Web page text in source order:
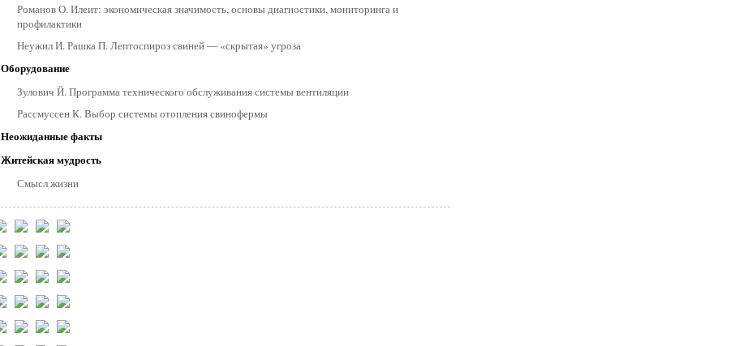
Романов О. Илеит: экономическая значимость, основы диагностики, мониторинга и
профилактики
Неужил И. Рашка П. Лептоспироз свиней — «скрытая» угроза
Оборудование
Зулович Й. Программа технического обслуживания системы вентиляции
Рассмуссен К. Выбор системы отопления свинофермы
Неожиданные факты
Житейская мудрость
Смысл жизни